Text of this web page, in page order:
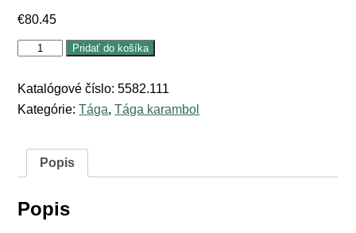
€80.45
množstvo
Laperti
1
set
-
tágo
kufříku
Pridať do košíka
Katalógové číslo:5582.111
Kategórie:Tága,Tága karambol
Popis
Popis